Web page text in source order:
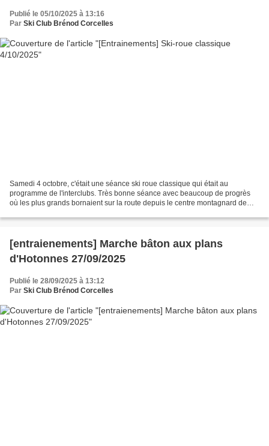
Publié le 05/10/2025 à 13:16
Par Ski Club Brénod Corcelles
Samedi 4 octobre, c'était une séance ski roue classique qui était au
programme de l'interclubs. Très bonne séance avec beaucoup de progrès
où les plus grands bornaient sur la route depuis le centre montagnard de
[entraienements] Marche bâton aux plans
d'Hotonnes 27/09/2025
Publié le 28/09/2025 à 13:12
Par Ski Club Brénod Corcelles